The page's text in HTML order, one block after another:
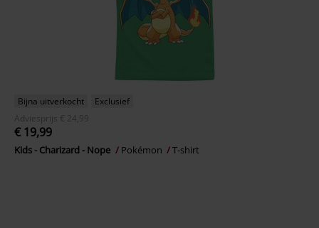
Bijna uitverkocht
Exclusief
Adviesprijs
€ 24,99
€ 19,99
Kids - Charizard - Nope Pokémon T-shirt